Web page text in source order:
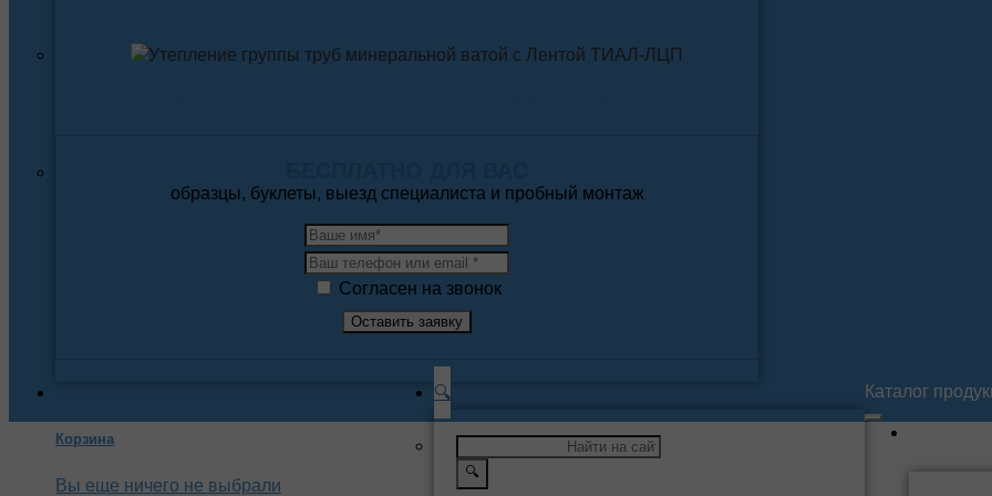
образцы, буклеты, выезд специалиста и пробный монтаж
Согласен на звонок
Корзина
Вы еще ничего не выбрали
🔍
🔍
Каталог